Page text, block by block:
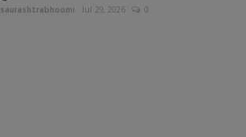
saurashtrabhoomi Jul 29, 2026 0